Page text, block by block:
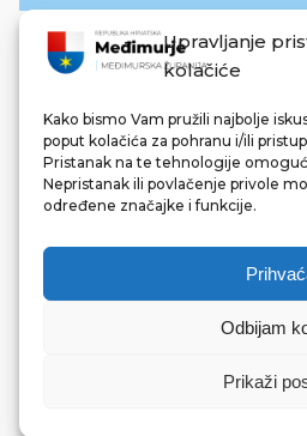
Upravljanje
kolačiće
Kako bismo Vam pružili najbolje
poput kolačića za pohranu i/ili
Pristanak na te tehnologije
Nepristanak ili povlačenje privole
određene značajke i funkcije.
Odbijam
Prikaži
REPUBLIKA
© 2022 Međimurska županija.